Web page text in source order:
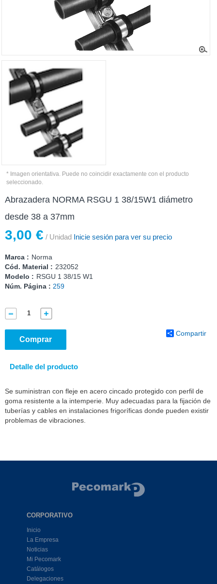
* Imagen orientativa. Puede no coincidir exactamente con el producto
seleccionado.
Abrazadera NORMA RSGU 1 38/15W1 diámetro
desde 38 a 37mm
3,00 € / Unidad Inicie sesión para ver su precio
Marca : Norma
Cód. Material : 232052
Modelo : RSGU 1 38/15 W1
Núm. Página : 259
Comprar
Compartir
Detalle del producto
Se suministran con fleje en acero cincado protegido con perfil de
goma resistente a la intemperie. Muy adecuadas para la fijación de
tuberías y cables en instalaciones frigoríficas donde pueden existir
problemas de vibraciones.
CORPORATIVO
Inicio
La Empresa
Noticias
Mi Pecomark
Catálogos
Delegaciones